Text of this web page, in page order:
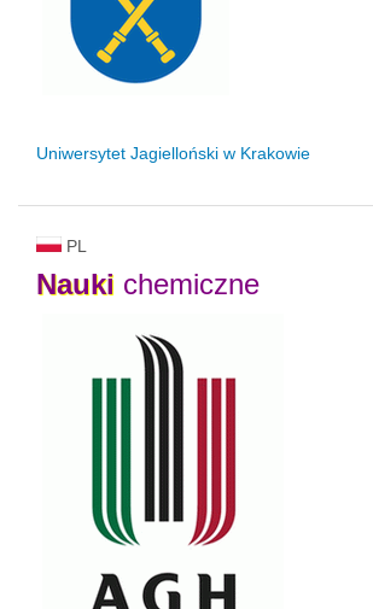
Uniwersytet Jagielloński w Krakowie
PL
Nauki chemiczne